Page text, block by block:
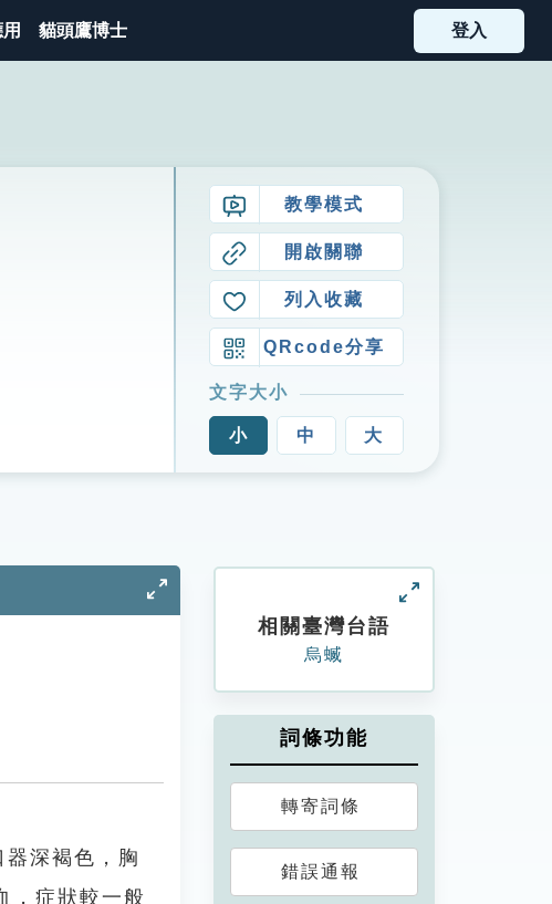
貓頭鷹博士 登入
教學模式
開啟關聯
列入收藏
QRcode分享
文字大小
小 中 大
深褐色，胸
，症狀較一般
相關臺灣台語
烏蝛
詞條功能
轉寄詞條
錯誤通報